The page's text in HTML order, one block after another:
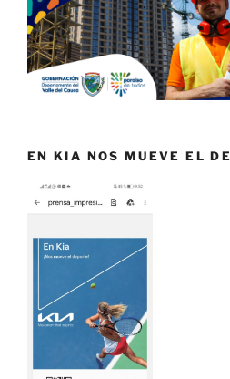
EN KIA NOS MUEVE EL